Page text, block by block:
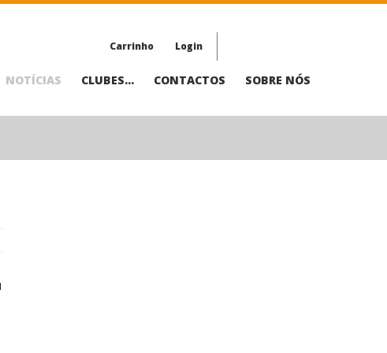
Carrinho Login
NOTÍCIAS CLUBES... CONTACTOS SOBRE NÓS